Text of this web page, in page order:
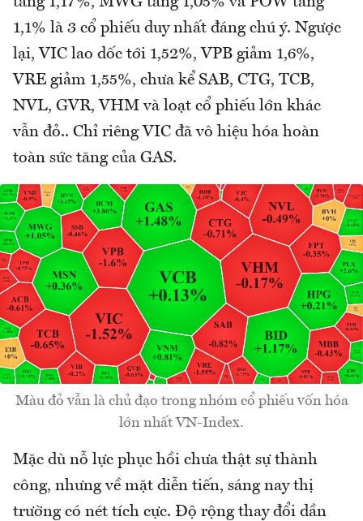
1,1% là 3 cổ phiếu duy nhất đáng chú ý. Ngược
lại, VIC lao dốc tới 1,52%, VPB giảm 1,6%,
VRE giảm 1,55%, chưa kể SAB, CTG, TCB,
NVL, GVR, VHM và loạt cổ phiếu lớn khác
vẫn đỏ.. Chỉ riêng VIC đã vô hiệu hóa hoàn
toàn sức tăng của GAS.
Màu đỏ vẫn là chủ đạo trong nhóm cổ phiếu vốn hóa
lớn nhất VN-Index.
Mặc dù nỗ lực phục hồi chưa thật sự thành
công, nhưng về mặt diễn tiến, sáng nay thị
trường có nét tích cực. Độ rộng thay đổi dần